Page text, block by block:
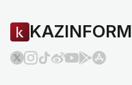
KAZINFORM